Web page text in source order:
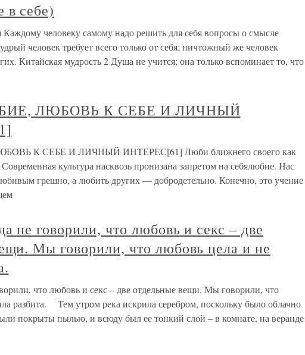
себе)
человеку самому надо решить для себя вопросы о смысле
человек требует всего только от себя; ничтожный же человек
Китайская мудрость 2 Душа не учится; она только вспоминает то, что
ЛЮБОВЬ К СЕБЕ И ЛИЧНЫЙ
К СЕБЕ И ЛИЧНЫЙ ИНТЕРЕС[61] Люби ближнего своего как
культура насквозь пронизана запретом на себялюбие. Нас
грешно, а любить других — добродетельно. Конечно, это учение
не говорили, что любовь и секс – две
Мы говорили, что любовь цела и не
что любовь и секс – две отдельные вещи. Мы говорили, что
разбита. Тем утром река искрила серебром, поскольку было облачно
покрыты пылью, и всюду был ее тонкий слой – в комнате, на веранде